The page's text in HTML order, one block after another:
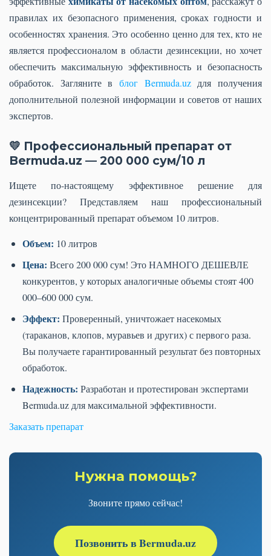
правилах их безопасного применения, сроках годности и
особенностях хранения. Это особенно ценно для тех, кто не
является профессионалом в области дезинсекции, но хочет
обеспечить максимальную эффективность и безопасность
обработок. Загляните в блог Bermuda.uzдля получения
дополнительной полезной информации и советов от наших
экспертов.
💛 Профессиональный препарат от
Bermuda.uz — 200 000 сум/10 л
Ищете по-настоящему эффективное решение для
дезинсекции? Представляем наш профессиональный
концентрированный препарат объемом 10 литров.
Объем: 10 литров
Цена: Всего 200 000 сум! Это НАМНОГО ДЕШЕВЛЕ
конкурентов, у которых аналогичные объемы стоят 400
000–600 000 сум.
Эффект: Проверенный, уничтожает насекомых
(тараканов, клопов, муравьев и других) с первого раза.
Вы получаете гарантированный результат без повторных
обработок.
Надежность: Разработан и протестирован экспертами
Bermuda.uz для максимальной эффективности.
Заказать препарат
Нужна помощь?
Звоните прямо сейчас!
Позвонить в Bermuda.uz